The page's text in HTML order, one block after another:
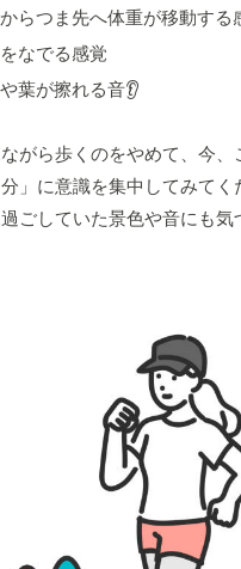
らつま先へ体重が移動する
なでる感覚
葉が擦れる音👂
がら歩くのをやめて、今、
」に意識を集中してみてく
ごしていた景色や音にも気